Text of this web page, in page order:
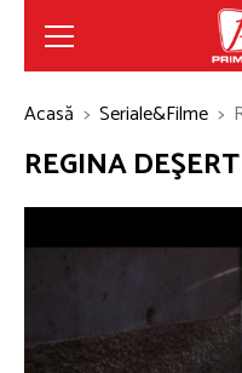
Acasă Seriale&Filme
REGINA